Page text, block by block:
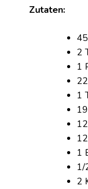
Zutaten:
2
1
1
1
1/
2